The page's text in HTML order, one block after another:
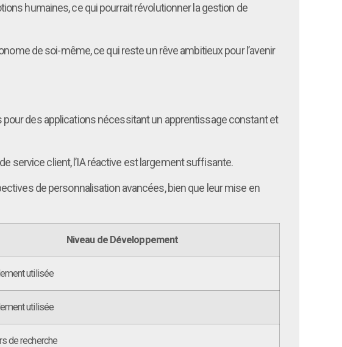
humaines, ce qui pourrait révolutionner la gestion de
de soi-même, ce qui reste un rêve ambitieux pour l’avenir
pour des applications nécessitant un apprentissage constant et
service client, l’IA réactive est largement suffisante.
de personnalisation avancées, bien que leur mise en
Niveau de Développement
utilisée
utilisée
de recherche